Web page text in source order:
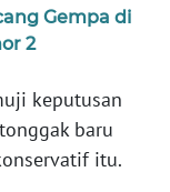
Gempa di
2
keputusan
baru
itu.